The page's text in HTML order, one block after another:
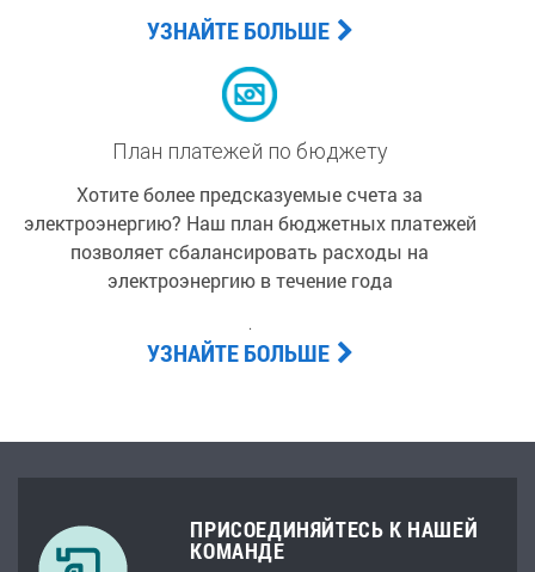
УЗНАЙТЕ БОЛЬШЕ
План платежей по бюджету
Хотите более предсказуемые счета за
электроэнергию? Наш план бюджетных платежей
позволяет сбалансировать расходы на
электроэнергию в течение года
.
УЗНАЙТЕ БОЛЬШЕ
ПРИСОЕДИНЯЙТЕСЬ К НАШЕЙ
КОМАНДЕ